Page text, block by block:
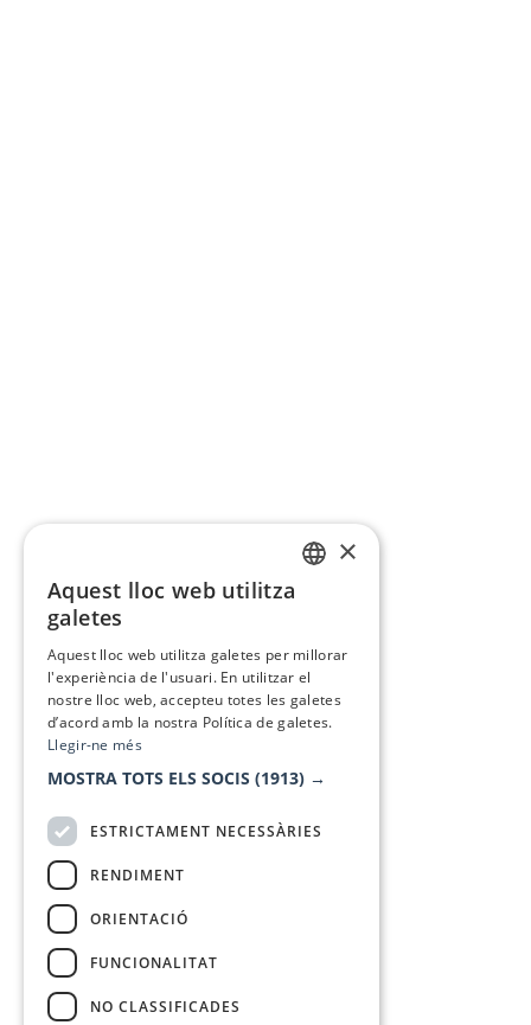
×
Aquest lloc web utilitza
galetes
Aquest lloc web utilitza galetes per millorar
l'experiència de l'usuari. En utilitzar el
nostre lloc web, accepteu totes les galetes
d’acord amb la nostra Política de galetes.
Llegir-ne més
MOSTRA TOTS ELS SOCIS (1913) →
ESTRICTAMENT NECESSÀRIES
RENDIMENT
ORIENTACIÓ
FUNCIONALITAT
NO CLASSIFICADES